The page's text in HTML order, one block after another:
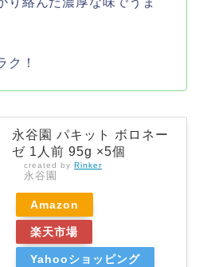
ク！
永谷園 パキット ボロネー
ゼ 1人前 95g ×5個
created by Rinker
永谷園
Amazon
楽天市場
Yahooショッピング